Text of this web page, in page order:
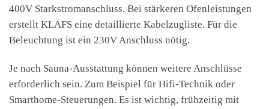
400V Starkstromanschluss. Bei stärkeren Ofenleistungen
erstellt KLAFS eine detaillierte Kabelzugliste. Für die
Beleuchtung ist ein 230V Anschluss nötig.
Je nach Sauna-Ausstattung können weitere Anschlüsse
erforderlich sein. Zum Beispiel für Hifi-Technik oder
Smarthome-Steuerungen. Es ist wichtig, frühzeitig mit